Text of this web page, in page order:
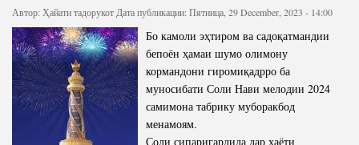
Автор: Ҳайати тадорукот Дата публикации: Пятница, 29 December, 2023 - 14:00
Бо камоли эҳтиром ва садоқатмандии
бепоён ҳамаи шумо олимону
кормандони гиромиқадрро ба
муносибати Соли Нави мелодии 2024
самимона табрику муборакбод
менамоям.
Соли сипаригардида дар ҳаёти